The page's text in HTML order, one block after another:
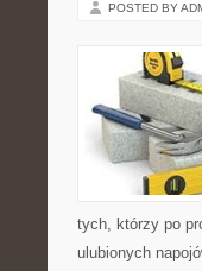
POSTED BY
tych, którzy po
ulubionych